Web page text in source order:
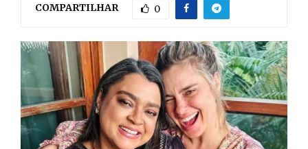
M
E
N
COMPARTILHAR 0